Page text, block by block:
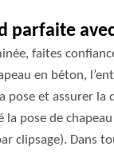
parfaite
faites
en béton,
et assurer la
pose de
clipsage). Dans